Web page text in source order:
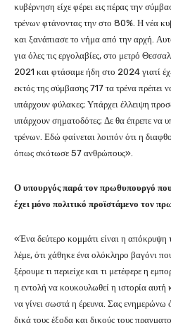
κυβέρνηση είχε φέρει εις πέρας την
τρένων φτάνοντας την στο 80%. Η νέα
και ξανάπιασε το νήμα από την αρχή.
για όλες τις εργολαβίες, στο μετρό
2021 και φτάσαμε ήδη στο 2024 γιατί
εκτός της σύμβασης 717 τα τρένα πρέπει
υπάρχουν φύλακες; Υπάρχει έλλειψη
υπάρχουν σηματοδότες; Δε θα έπρεπε να
τρένων. Εδώ φαίνεται λοιπόν ότι η
όπως σκότωσε 57 ανθρώπους».
Ο υπουργός παρά τον πρωθυπουργό
έχει μόνο πολιτικό προϊστάμενο τον
«Ένα δεύτερο κομμάτι είναι η
λέμε, ότι χάθηκε ένα ολόκληρο βαγόνι που
ξέρουμε τι περιείχε και τι μετέφερε η
η εντολή να κουκουλωθεί η ιστορία αυτή
να γίνει σωστά η έρευνα. Σας ενημερώνω
δικά τους έξοδα και δικούς τους